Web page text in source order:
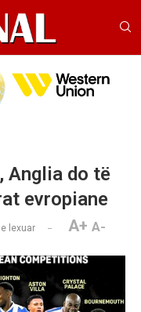
Anglia do të
evropiane
e lexuar A+ A-